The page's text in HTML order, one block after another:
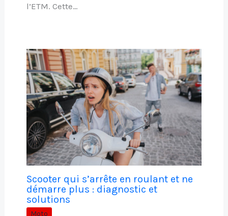
l’ETM. Cette…
Scooter qui s’arrête en roulant et ne
démarre plus : diagnostic et
solutions
Moto